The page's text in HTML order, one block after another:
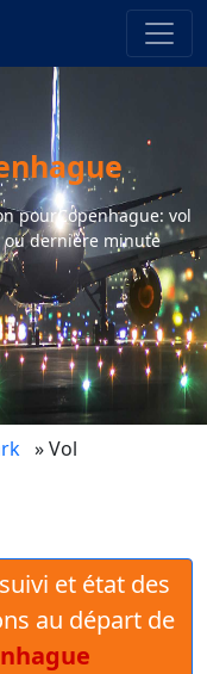
pourCopenhague: vol
ou dernière minute
» Vol
et état des
au départ de